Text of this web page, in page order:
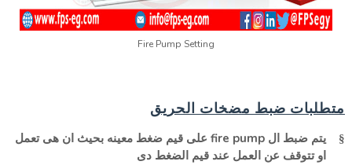
Fire Pump Setting
متطلبات ضبط مضخات الحريق
§ يتم ضبط ال fire pumpعلى قيم ضغط معينه بحيث ان هى تعمل
او تتوقف عن العمل عند قيم الضغط دى